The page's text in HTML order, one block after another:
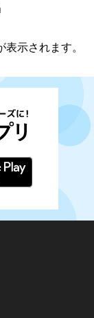
示されます。